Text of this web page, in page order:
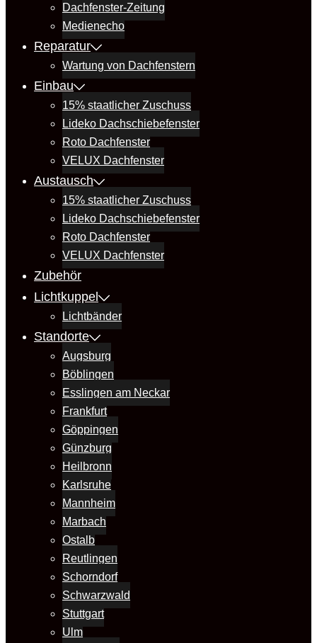
Dachfenster-Zeitung
Medienecho
Reparatur
Wartung von Dachfenstern
Einbau
15% staatlicher Zuschuss
Lideko Dachschiebefenster
Roto Dachfenster
VELUX Dachfenster
Austausch
15% staatlicher Zuschuss
Lideko Dachschiebefenster
Roto Dachfenster
VELUX Dachfenster
Zubehör
Lichtkuppel
Lichtbänder
Standorte
Augsburg
Böblingen
Esslingen am Neckar
Frankfurt
Göppingen
Günzburg
Heilbronn
Karlsruhe
Mannheim
Marbach
Ostalb
Reutlingen
Schorndorf
Schwarzwald
Stuttgart
Ulm